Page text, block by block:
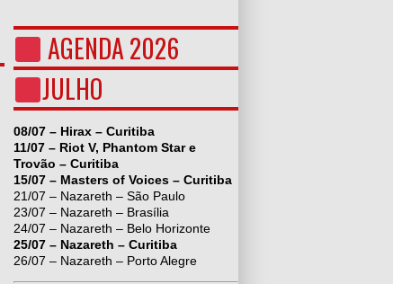
AGENDA 2026
JULHO
08/07 – Hirax – Curitiba
11/07 – Riot V, Phantom Star e
Trovão – Curitiba
15/07 – Masters of Voices – Curitiba
21/07 – Nazareth – São Paulo
23/07 – Nazareth – Brasília
24/07 – Nazareth – Belo Horizonte
25/07 – Nazareth – Curitiba
26/07 – Nazareth – Porto Alegre